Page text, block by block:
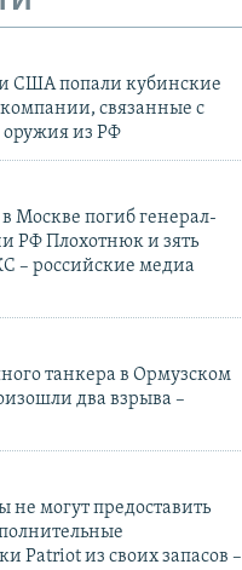
США попали кубинские
связанные с
оружия из РФ
Москве погиб генерал-
РФ Плохотнюк и зять
– российские медиа
танкера в Ормузском
два взрыва –
могут предоставить
Patriot из своих запасов –